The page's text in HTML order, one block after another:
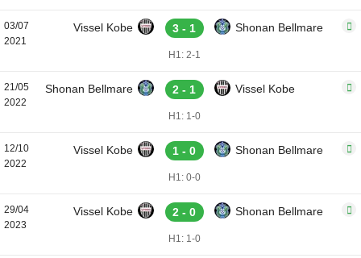
03/07
2021
Vissel Kobe 3 - 1 Shonan Bellmare
H1: 2-1
21/05
2022
Shonan Bellmare 2 - 1 Vissel Kobe
H1: 1-0
12/10
2022
Vissel Kobe 1 - 0 Shonan Bellmare
H1: 0-0
29/04
2023
Vissel Kobe 2 - 0 Shonan Bellmare
H1: 1-0